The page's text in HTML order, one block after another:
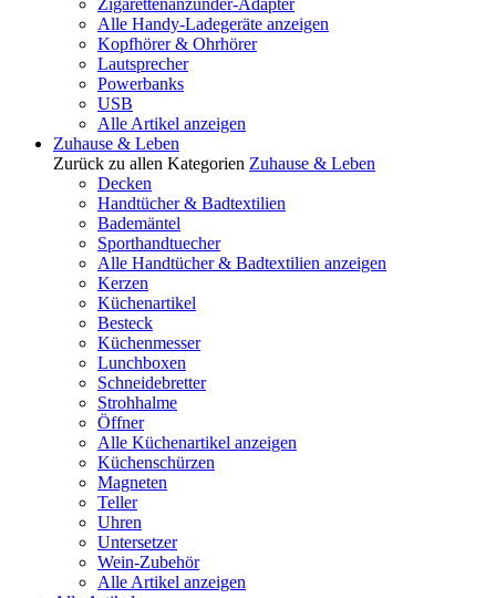
Zigarettenanzünder-Adapter
Alle Handy-Ladegeräte anzeigen
Kopfhörer & Ohrhörer
Lautsprecher
Powerbanks
USB
Alle Artikel anzeigen
Zuhause & Leben
Zurück zu allen Kategorien Zuhause & Leben
Decken
Handtücher & Badtextilien
Bademäntel
Sporthandtuecher
Alle Handtücher & Badtextilien anzeigen
Kerzen
Küchenartikel
Besteck
Küchenmesser
Lunchboxen
Schneidebretter
Strohhalme
Öffner
Alle Küchenartikel anzeigen
Küchenschürzen
Magneten
Teller
Uhren
Untersetzer
Wein-Zubehör
Alle Artikel anzeigen